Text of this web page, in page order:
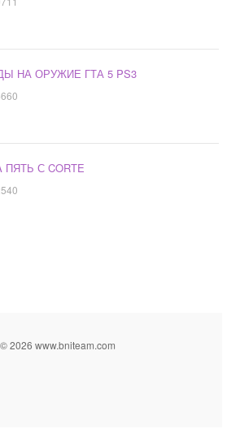
НА ОРУЖИЕ ГТА 5 PS3
ПЯТЬ С CORTE
© 2026 www.bniteam.com